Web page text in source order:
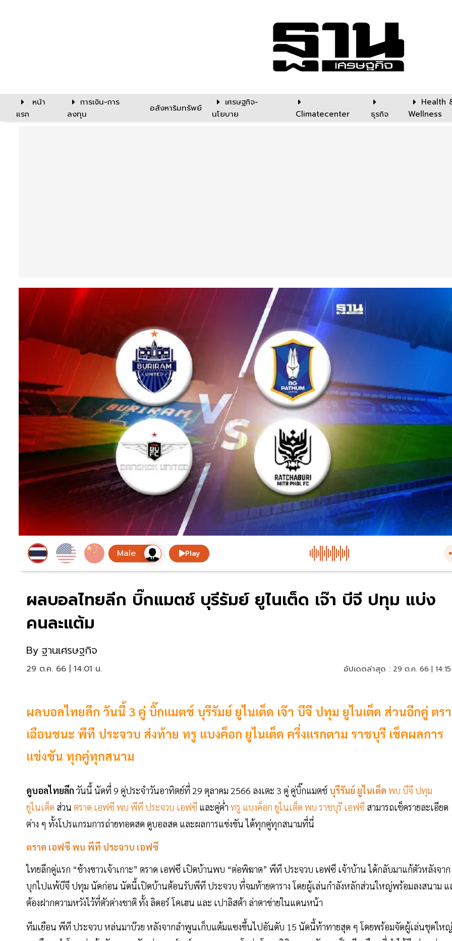
หน้า
แรก
การเงิน-การ
ลงทุน
อสังหาริมทรัพย์
เศรษฐกิจ-
นโยบาย
Climatecenter ธุรกิจ
Health
Wellness
Play
ผลบอลไทยลีก บิ๊กแมตช์ บุรีรัมย์ ยูไนเต็ด เจ๊า บีจี ปทุม แบ่ง
คนละแต้ม
By ฐานเศรษฐกิจ
29 ต.ค. 66 | 14:01 น. อัปเดตล่าสุด : 29 ต.ค. 66 |
ผลบอลไทยลีก วันนี้ 3 คู่ บิ๊กแมตช์ บุรีรัมย์ ยูไนเต็ด เจ๊า บีจี ปทุม ยูไนเต็ด ส่วนอีกคู่ ตร
เฉือนชนะ พีที ประจวบ ส่งท้าย ทรู แบงค็อก ยูไนเต็ด ครึ่งแรกตาม ราชบุรี เช็คผลการ
แข่งขัน ทุกคู่ทุกสนาม
ดูบอลไทยลีก วันนี้ นัดที่ 9 คู่ประจำวันอาทิตย์ที่ 29 ตุลาคม 2566 ลงเตะ 3 คู่ คู่บิ๊กแมตช์ บุรีรัมย์ ยูไนเต็ด พบ บีจี ปทุม
ยูไนเต็ด ส่วน ตราด เอฟซี พบ พีที ประจวบ เอฟซี และคู่ค่ำ ทรู แบงค็อก ยูไนเต็ด พบ ราชบุรี เอฟซี สามารถเช็ครายละเอียด
ต่าง ๆ ทั้งโปรแกรมการถ่ายทอดสด ดูบอลสด และผลการแข่งขัน ได้ทุกคู่ทุกสนามที่นี่
ตราด เอฟซี พบ พีที ประจวบ เอฟซี
ไทยลีกคู่แรก “ช้างขาวเจ้าเกาะ” ตราด เอฟซี เปิดบ้านพบ “ต่อพิฆาต” พีที ประจวบ เอฟซี เจ้าบ้าน ได้กลับมาแก้ตัวหลังจาก
บุกไปแพ้บีจี ปทุม นัดก่อน นัดนี้เปิดบ้านต้อนรับพีที ประจวบ ที่จมท้ายตาราง โดยผู้เล่นกำลังหลักส่วนใหญ่พร้อมลงสนาม แ
ต้องฝากความหวังไว้ที่ตัวต่างชาติ ทั้ง ลิดอร์ โคเฮน และ เปาลิสต้า ล่าตาข่ายในแดนหน้า
ทีมเยือน พีที ประจวบ หล่นมาบ๊วย หลังจากลำพูนเก็บแต้มแซงขึ้นไปอันดับ 15 นัดนี้ท้าทายสุด ๆ โดยพร้อมจัดผู้เล่นชุดใหญ่